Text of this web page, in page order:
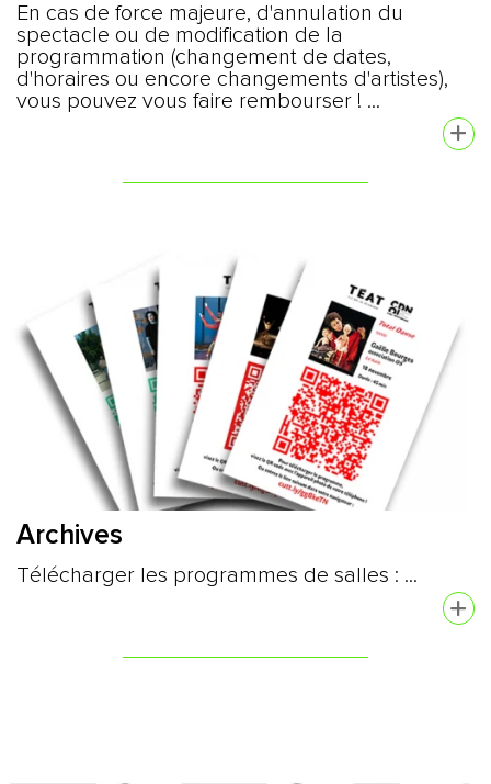
En cas de force majeure, d'annulation du
spectacle ou de modification de la
programmation (changement de dates,
d'horaires ou encore changements d'artistes),
vous pouvez vous faire rembourser ! ...
Archives
Télécharger les programmes de salles : ...